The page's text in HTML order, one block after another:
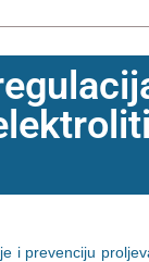
i prevenciju